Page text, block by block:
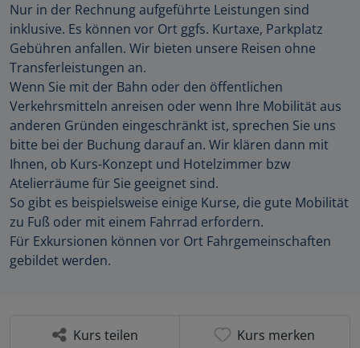
Nur in der Rechnung aufgeführte Leistungen sind
inklusive. Es können vor Ort ggfs. Kurtaxe, Parkplatz
Gebühren anfallen. Wir bieten unsere Reisen ohne
Transferleistungen an.
Wenn Sie mit der Bahn oder den öffentlichen
Verkehrsmitteln anreisen oder wenn Ihre Mobilität aus
anderen Gründen eingeschränkt ist, sprechen Sie uns
bitte bei der Buchung darauf an. Wir klären dann mit
Ihnen, ob Kurs-Konzept und Hotelzimmer bzw
Atelierräume für Sie geeignet sind.
So gibt es beispielsweise einige Kurse, die gute Mobilität
zu Fuß oder mit einem Fahrrad erfordern.
Für Exkursionen können vor Ort Fahrgemeinschaften
gebildet werden.
Kurs teilen Kurs merken